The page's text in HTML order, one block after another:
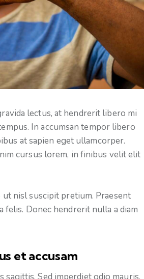
In accumsan tempor libero
at sapien eget ullamcorper.
cursus lorem, in finibus velit elit
nisl suscipit pretium. Praesent
Donec hendrerit nulla a diam
et accusam
Sed imperdiet odio mauris,